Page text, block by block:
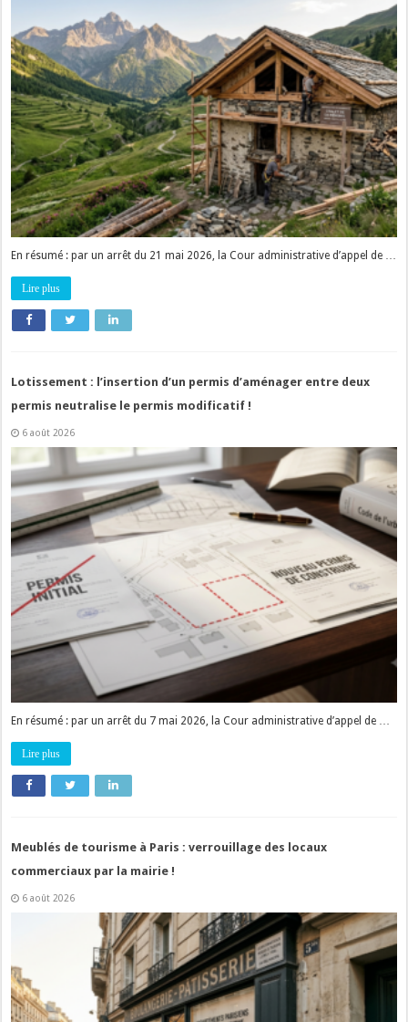
En résumé : par un arrêt du 21 mai 2026, la Cour administrative d’appel de …
Lire plus
Lotissement : l’insertion d’un permis d’aménager entre deux
permis neutralise le permis modificatif !
6 août 2026
En résumé : par un arrêt du 7 mai 2026, la Cour administrative d’appel de …
Lire plus
Meublés de tourisme à Paris : verrouillage des locaux
commerciaux par la mairie !
6 août 2026